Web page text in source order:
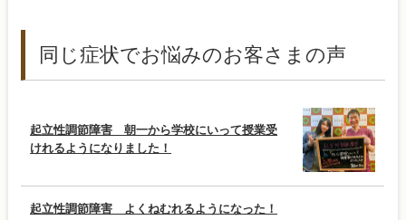
同じ症状でお悩みのお客さまの声
起立性調節障害 朝一から学校にいって授業受
けれるようになりました！
起立性調節障害 よくねむれるようになった！